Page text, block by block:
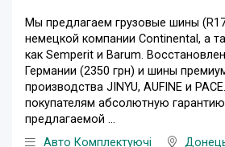
Мы предлагаем грузовые шины
немецкой компании Continental, а
как Semperit и Barum.
Германии (2350 грн) и шины
производства JINYU, AUFINE и
покупателям абсолютную
предлагаемой ...
Авто Комплектуючі